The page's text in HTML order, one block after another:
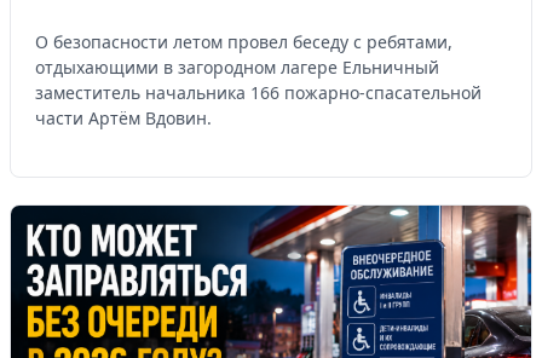
О безопасности летом провел беседу с ребятами,
отдыхающими в загородном лагере Ельничный
заместитель начальника 166 пожарно-спасательной
части Артём Вдовин.